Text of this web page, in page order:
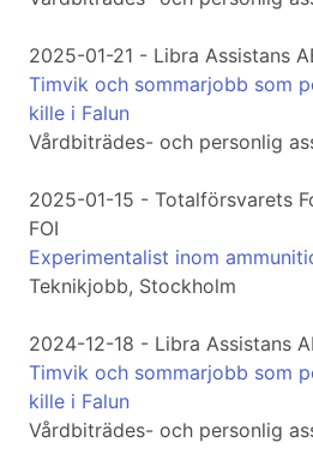
2025-01-21 - Libra Assistans
Timvik och sommarjobb som
kille i Falun
Vårdbiträdes- och personlig
2025-01-15 - Totalförsvarets
FOI
Experimentalist inom
Teknikjobb, Stockholm
2024-12-18 - Libra Assistans
Timvik och sommarjobb som
kille i Falun
Vårdbiträdes- och personlig